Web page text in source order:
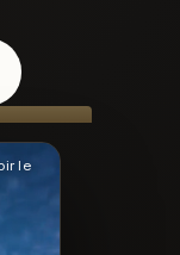
le